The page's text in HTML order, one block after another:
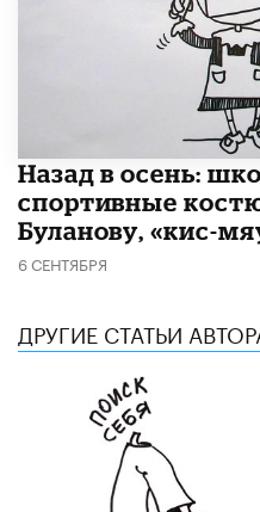
Назад в осень:
спортивные
Буланову, «​кис-
6 СЕНТЯБРЯ
ДРУГИЕ СТАТЬИ